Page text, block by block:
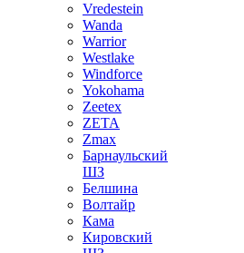
Vredestein
Wanda
Warrior
Westlake
Windforce
Yokohama
Zeetex
ZETA
Zmax
Барнаульский
ШЗ
Белшина
Волтайр
Кама
Кировский